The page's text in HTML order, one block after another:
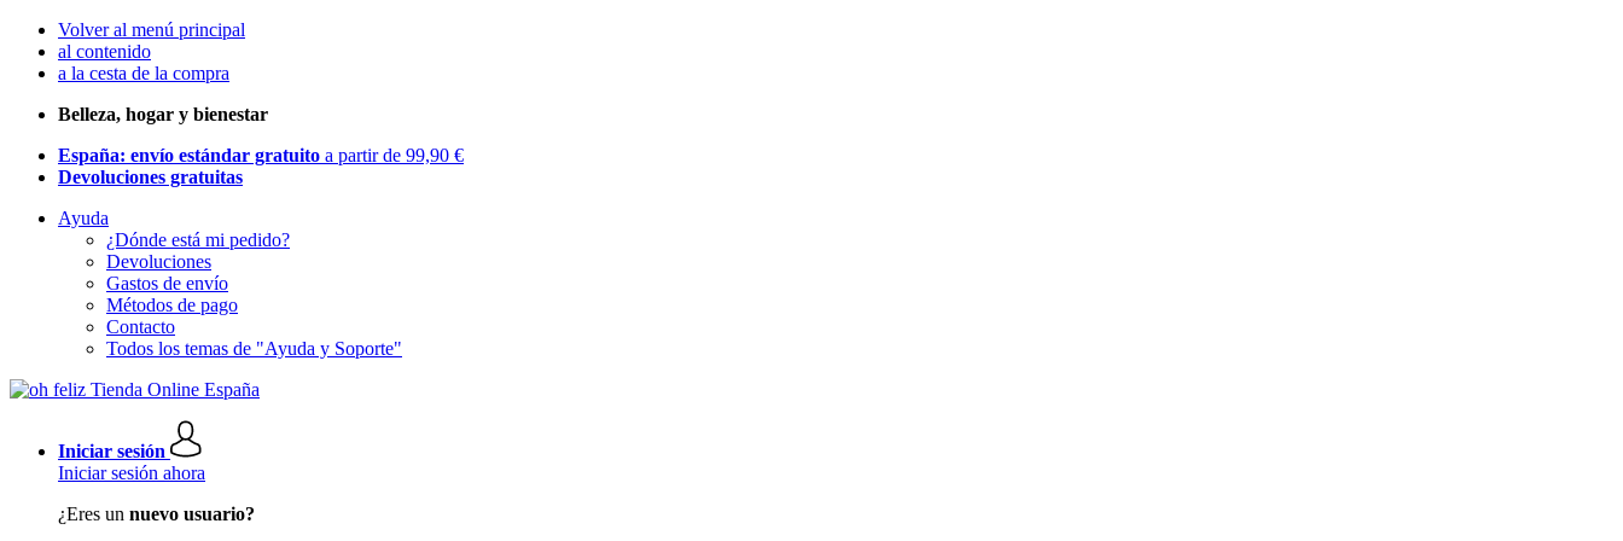
Volver al menú principal
al contenido
a la cesta de la compra
Belleza, hogar y bienestar
España: envío estándar gratuito a partir de 99,90 €
Devoluciones gratuitas
Ayuda
¿Dónde está mi pedido?
Devoluciones
Gastos de envío
Métodos de pago
Contacto
Todos los temas de "Ayuda y Soporte"
Iniciar sesión
Iniciar sesión ahora
¿Eres un nuevo usuario?